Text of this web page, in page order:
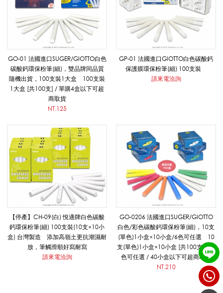
保
粉
筆
/
進
粉
GO-01 法國進口SUGER/GIOTTO白色
碳酸鈣環保粉筆(細)，雙品牌同品質
隨機出貨，100支裝1大盒 100支裝
1大盒 [共100支] / 單購4盒以下可超
商取貨
NT.125
GP-01 法國進口GIOTTO白色碳酸鈣
保護膜環保粉筆(細) 100支裝
請來電洽詢
【停產】CH-09(白) 悅適牌白色碳酸
鈣環保粉筆(細) 100支裝(10支×10小
盒) 台灣製造 添加高嶺土更抗潮濕耐
放，筆觸滑順好寫耐寫
請來電洽詢
GO-0206 法國進口SUGER/GIOTTO
白色/彩色碳酸鈣環保粉筆(細)，10支
(單色)1小盒×10小盒/6色可任選 10
支(單色)1小盒×10小盒 [共100支]， 6
色可任選 / 40小盒以下可超商取貨
NT.210